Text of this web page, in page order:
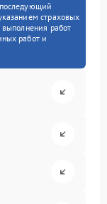
страховых
выполнения работ
работ и